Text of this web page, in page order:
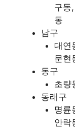
구동
동
남구
대연
문현
동구
초량
동래구
명륜
안락